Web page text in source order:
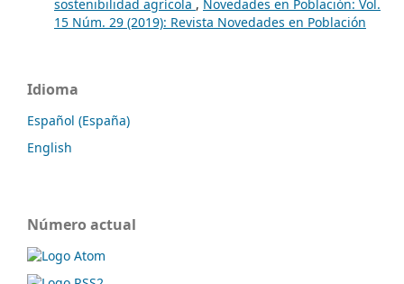
sostenibilidad agrícola , Novedades en Población: Vol.
15 Núm. 29 (2019): Revista Novedades en Población
Idioma
Español (España)
English
Número actual